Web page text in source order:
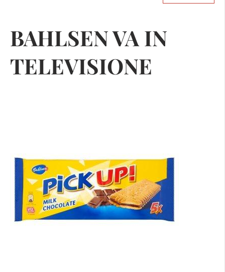
BAHLSEN VA IN
TELEVISIONE